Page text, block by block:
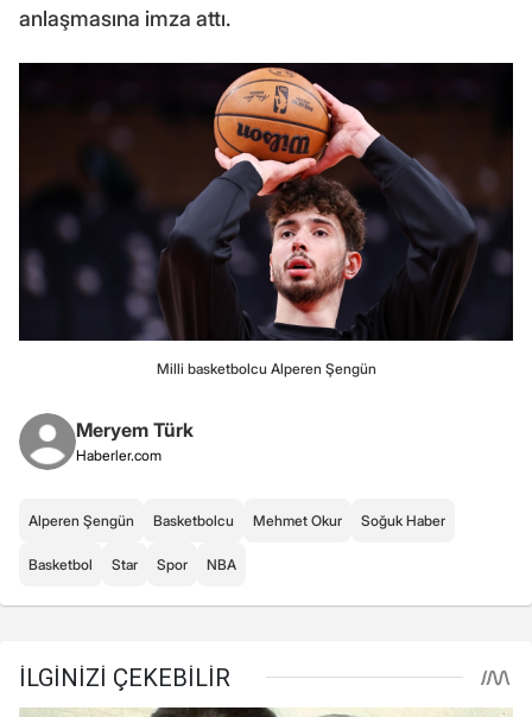
anlaşmasına imza attı.
Milli basketbolcu Alperen Şengün
Meryem Türk
Haberler.com
Alperen Şengün Basketbolcu Mehmet Okur Soğuk Haber
Basketbol Star Spor NBA